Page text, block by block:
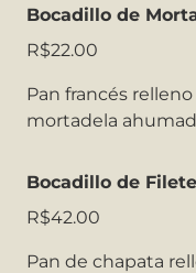
Bocadillo de
R$22.00
Pan francés
mortadela
Bocadillo de Filete
R$42.00
Pan de chapata